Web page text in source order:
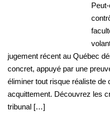
jugement récent au Québec
concret, appuyé par une
éliminer tout risque réaliste
acquittement. Découvrez les
tribunal […]